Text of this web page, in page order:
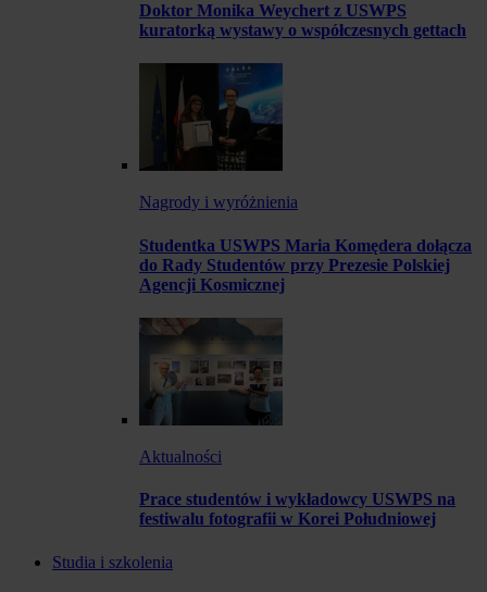
Doktor Monika Weychert z USWPS
kuratorką wystawy o współczesnych gettach
Nagrody i wyróżnienia
Studentka USWPS Maria Komędera dołącza
do Rady Studentów przy Prezesie Polskiej
Agencji Kosmicznej
Aktualności
Prace studentów i wykładowcy USWPS na
festiwalu fotografii w Korei Południowej
Studia i szkolenia